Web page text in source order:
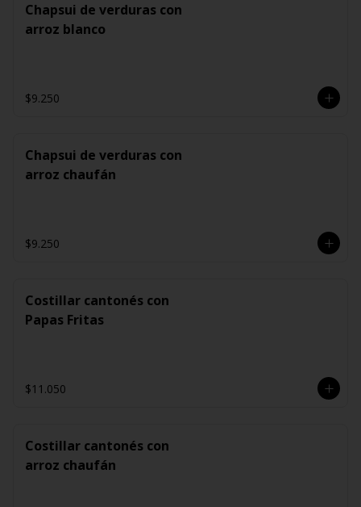
Chapsui de verduras con
arroz blanco
$9.250
Chapsui de verduras con
arroz chaufán
$9.250
Costillar cantonés con
Papas Fritas
$11.050
Costillar cantonés con
arroz chaufán